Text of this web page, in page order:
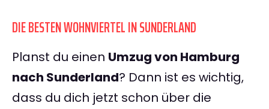
DIE BESTEN WOHNVIERTEL IN SUNDERLAND
Planst du einen Umzug von Hamburg
nach Sunderland? Dann ist es wichtig,
dass du dich jetzt schon über die